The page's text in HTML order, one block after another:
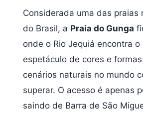
Considerada uma das praias
do Brasil, a Praia do Gunga
onde o Rio Jequiá encontra
espetáculo de cores e
cenários naturais no mundo
superar. O acesso é apenas
saindo de Barra de São